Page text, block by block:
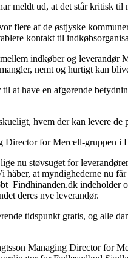
meldt ud, at det står kritisk
flere af de østjyske
kontakt til
indkøber og leverandør
nemt og hurtigt kan
at have en afgørende
hvem der kan levere
for Mercell-gruppen i
nu støvsuget for
håber, at myndighederne nu
Findhinanden.dk​ indeholder
deres nye leverandør.
tidspunkt gratis, og alle
Managing Director for